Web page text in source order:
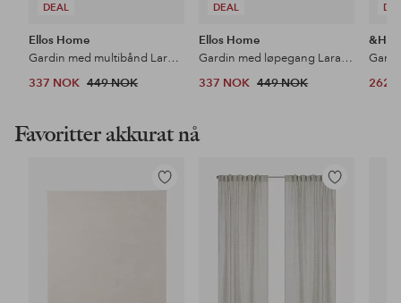
DEAL
Ellos Home
Gardin med multibånd Lara 2-pk
337 NOK 449 NOK
DEAL
Ellos Home
Gardin med løpegang Lara 2-pk
337 NOK 449 NOK 262
Favoritter akkurat nå
Legg
Legg